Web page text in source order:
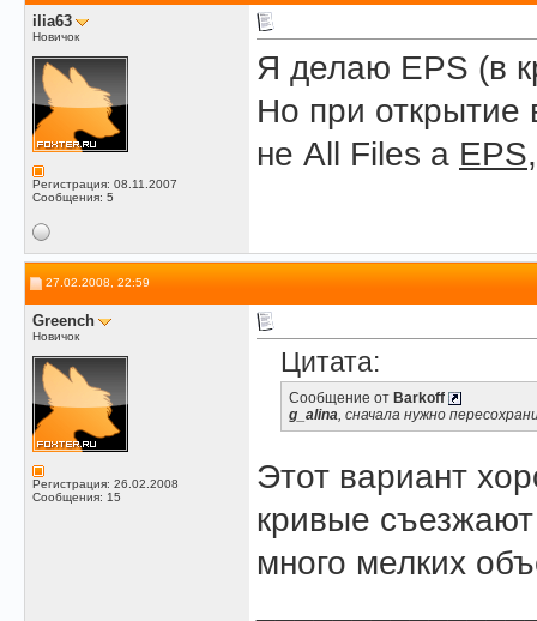
ilia63
Новичок
Регистрация: 08.11.2007
Сообщения: 5
Я делаю EPS (в
Но при открытие
не All Files а
27.02.2008, 22:59
Greench
Новичок
Регистрация: 26.02.2008
Сообщения: 15
Цитата:
Сообщение от Barkoff
g_alina, сначала нужно
Этот вариант
кривые
много мелких